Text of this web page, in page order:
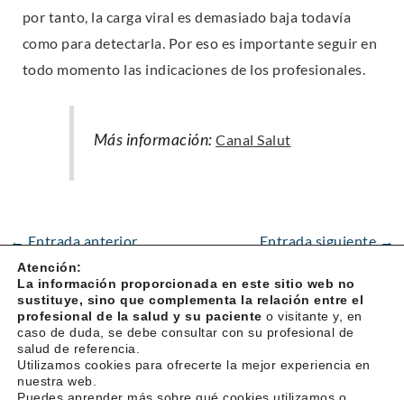
por tanto, la carga viral es demasiado baja todavía
como para detectarla. Por eso es importante seguir en
todo momento las indicaciones de los profesionales.
Más información:Canal Salut
← Entrada anterior Entrada siguiente →
Suscríbete a nuestra revista Fer Salut
Atención:
La información proporcionada en este sitio web no
sustituye, sino que complementa la relación entre el
profesional de la salud y su paciente o visitante y, en
caso de duda, se debe consultar con su profesional de
salud de referencia.
Utilizamos cookies para ofrecerte la mejor experiencia en
nuestra web.